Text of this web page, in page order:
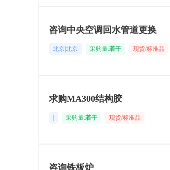
咨询中央空调回水管道更换
北京|北京 采购量:若干 现货/标准品
求购MA300结构胶
采购量:若干 现货/标准品
咨询铁板炉